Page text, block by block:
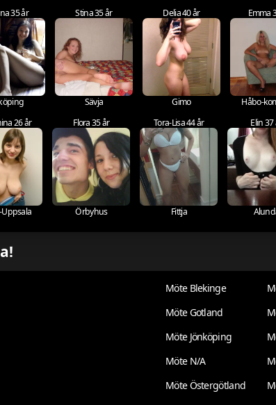
35 år Stina 35 år
Sävja
Delia 40 år
Gimo
Emma
Håbo-
26 år Flora 35 år
Örbyhus
Tora-Lisa 44 år
Fittja
Elin 37
Möte Blekinge
Möte Gotland
Möte Jönköping
Möte N/A
Möte Östergötland